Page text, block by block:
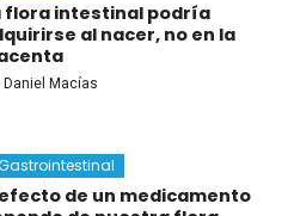
flora intestinal podría
al nacer, no en la
Daniel Macías
efecto de un medicamento